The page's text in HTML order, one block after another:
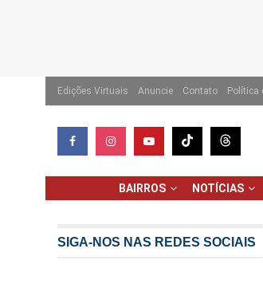
Edições Virtuais Anuncie Contato Política
BAIRROS NOTÍCIAS
SIGA-NOS NAS REDES SOCIAIS